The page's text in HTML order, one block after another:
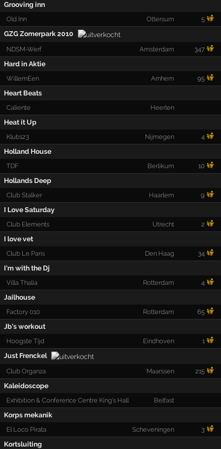
Grooving inn
Old Inn Ottersum 5
GZG Zomerpark 2010
NDSM-Werf Amsterdam 347
Hard in Aktie
WillemEen Arnhem 95
Heart Beats
Caliente Heerlen
Heat it Up
Klub123 Nijmegen 4
Holland House
TDF Berlikum 10
Hollands Deep
Club Stalker Haarlem 9
I Love Saturday
Club Elements Utrecht 2
I love vet
Club Le Paris Den Haag 34
I'm with the Dj
Villa Thalia Rotterdam 4
Jailhouse
Factory 010 Rotterdam 65
Jb's workout
Hoogste Tijd Eindhoven 1
Just Frenckel
Club Organza Maarssen 215
Kaleidoscope
Exhibition & Conference Centre King's Hall Belfast
Korps mekanik
El Loco Pirata Scheveningen 3
Kortsluiting